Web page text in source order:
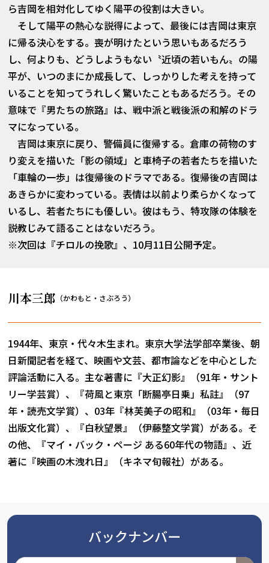
ら吉岡を相対化してゆく陽平の役割は大きい。
そして陽平の熱心な説得によって、最後には吉岡は東京
に帰る決心をする。喪が明けたという思いもあるだろう
し、何よりも、どうしようもない〝近頃の若いもん〟の陽
平が、いつのまにか成長して、しっかりした考えを持って
いることを知ってうれしく驚いたこともあるだろう。その
意味で『男たちの旅路』は、戦中派と戦後派の和解のドラ
マになっている。
吉岡は東京に戻り、警備員に復帰する。倉庫の荷物のす
り変えを描いた「影の領域」と車椅子の若者たちを描いた
「車輪の一歩」は復帰後のドラマである。復帰後の吉岡は
あきらかに変わっている。表情は以前より柔らかくなって
いるし、若者たちにも優しい。彼はもう、特攻隊の体験を
説教じみて語ることはないだろう。
※次回は『チロルの挽歌』、10月11日公開予定。
川本三郎 （かわもと・さぶろう）
1944年、東京・代々木生まれ。東京大学法学部卒業後、朝
日新聞記者を経て、映画や文芸、都市論などを中心とした
評論活動に入る。主な著書に『大正幻影』（91年・サント
リー学芸賞）、『荷風と東京「断腸亭日乗」私註』（97
年・読売文学賞）、03年『林芙美子の昭和』（03年・毎日
出版文化賞）、『白秋望景』（伊藤整文学賞）がある。そ
の他、『マイ・バック・ページ ある60年代の物語』、近
著に『映画の木洩れ日』（キネマ旬報社）がある。
バックナンバー